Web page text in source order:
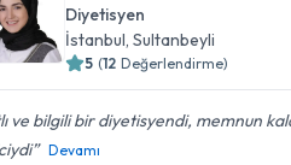
Diyetisyen
İstanbul, Sultanbeyli
5 (12 Değerlendirme)
ve bilgili bir diyetisyendi, memnun
Devamı